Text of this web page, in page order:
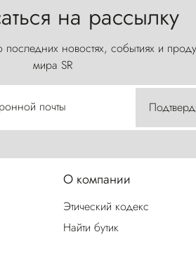
на рассылку
новостях, событиях и
мира SR
почты
О компании
Этический кодекс
Найти бутик